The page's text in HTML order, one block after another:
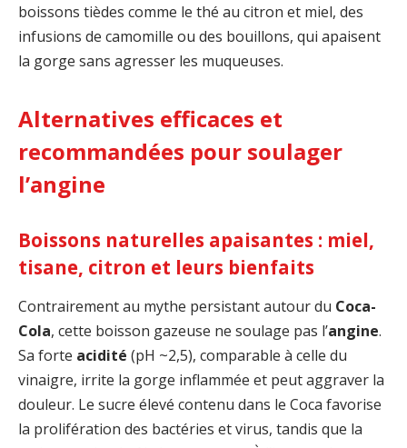
boissons tièdes comme le thé au citron et miel, des
infusions de camomille ou des bouillons, qui apaisent
la gorge sans agresser les muqueuses.
Alternatives efficaces et
recommandées pour soulager
l’angine
Boissons naturelles apaisantes : miel,
tisane, citron et leurs bienfaits
Contrairement au mythe persistant autour du Coca-
Cola, cette boisson gazeuse ne soulage pas l’angine.
Sa forte acidité (pH ~2,5), comparable à celle du
vinaigre, irrite la gorge inflammée et peut aggraver la
douleur. Le sucre élevé contenu dans le Coca favorise
la prolifération des bactéries et virus, tandis que la